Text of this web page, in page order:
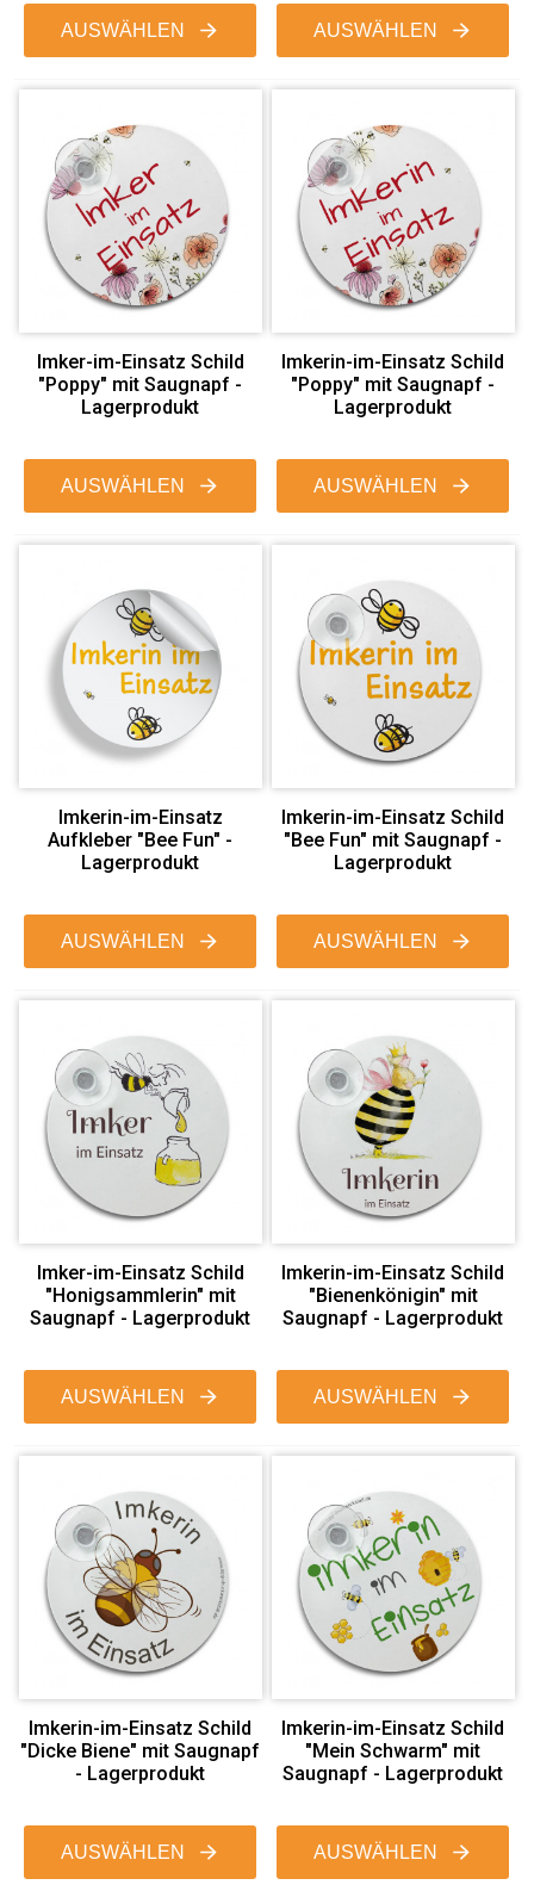
AUSWÄHLEN AUSWÄHLEN
Imker-im-Einsatz Schild
"Poppy" mit Saugnapf -
Lagerprodukt
AUSWÄHLEN
Imkerin-im-Einsatz Schild
"Poppy" mit Saugnapf -
Lagerprodukt
AUSWÄHLEN
Imkerin-im-Einsatz
Aufkleber "Bee Fun" -
Lagerprodukt
AUSWÄHLEN
Imkerin-im-Einsatz Schild
"Bee Fun" mit Saugnapf -
Lagerprodukt
AUSWÄHLEN
Imker-im-Einsatz Schild
"Honigsammlerin" mit
Saugnapf - Lagerprodukt
AUSWÄHLEN
Imkerin-im-Einsatz Schild
"Bienenkönigin" mit
Saugnapf - Lagerprodukt
AUSWÄHLEN
Imkerin-im-Einsatz Schild
"Dicke Biene" mit Saugnapf
- Lagerprodukt
AUSWÄHLEN
Imkerin-im-Einsatz Schild
"Mein Schwarm" mit
Saugnapf - Lagerprodukt
AUSWÄHLEN